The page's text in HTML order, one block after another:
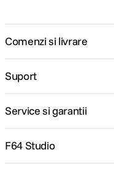
Comenzi si livrare
Suport
Service si garantii
F64 Studio